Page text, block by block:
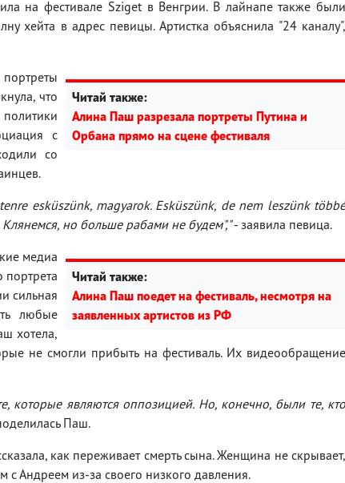
на фестивале Sziget в Венгрии. В лайнапе также были
хейта в адрес певицы. Артистка объяснила "24 каналу",
Читай также:
Алина Паш разрезала портреты Путина и
Орбана прямо на сцене фестиваля
что
с
со
esküszünk, magyarok. Esküszünk, de nem leszünk többé
но больше рабами не будем","- заявила певица.
Читай также:
Алина Паш поедет на фестиваль, несмотря на
заявленных артистов из РФ
медиа
портрета
сильная
любые
хотела,
не смогли прибыть на фестиваль. Их видеообращение
которые являются оппозицией. Но, конечно, были те, кто
Паш.
как переживает смерть сына. Женщина не
с Андреем из-за своего низкого давления.